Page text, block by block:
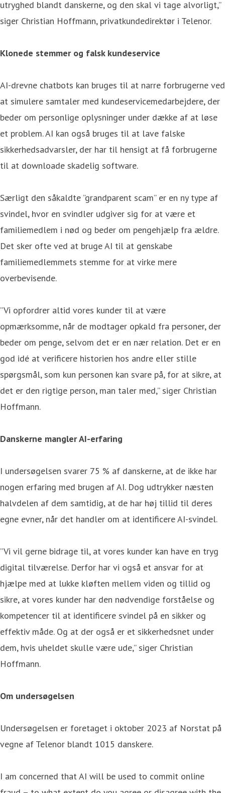
utryghed blandt danskerne, og den skal vi tage alvorligt,”
siger Christian Hoffmann, privatkundedirektør i Telenor.
Klonede stemmer og falsk kundeservice
AI-drevne chatbots kan bruges til at narre forbrugerne ved
at simulere samtaler med kundeservicemedarbejdere, der
beder om personlige oplysninger under dække af at løse
et problem. AI kan også bruges til at lave falske
sikkerhedsadvarsler, der har til hensigt at få forbrugerne
til at downloade skadelig software.
Særligt den såkaldte ”grandparent scam” er en ny type af
svindel, hvor en svindler udgiver sig for at være et
familiemedlem i nød og beder om pengehjælp fra ældre.
Det sker ofte ved at bruge AI til at genskabe
familiemedlemmets stemme for at virke mere
overbevisende.
”Vi opfordrer altid vores kunder til at være
opmærksomme, når de modtager opkald fra personer, der
beder om penge, selvom det er en nær relation. Det er en
god idé at verificere historien hos andre eller stille
spørgsmål, som kun personen kan svare på, for at sikre, at
det er den rigtige person, man taler med,” siger Christian
Hoffmann.
Danskerne mangler AI-erfaring
I undersøgelsen svarer 75 % af danskerne, at de ikke har
nogen erfaring med brugen af AI. Dog udtrykker næsten
halvdelen af dem samtidig, at de har høj tillid til deres
egne evner, når det handler om at identificere AI-svindel.
”Vi vil gerne bidrage til, at vores kunder kan have en tryg
digital tilværelse. Derfor har vi også et ansvar for at
hjælpe med at lukke kløften mellem viden og tillid og
sikre, at vores kunder har den nødvendige forståelse og
kompetencer til at identificere svindel på en sikker og
effektiv måde. Og at der også er et sikkerhedsnet under
dem, hvis uheldet skulle være ude,” siger Christian
Hoffmann.
Om undersøgelsen
Undersøgelsen er foretaget i oktober 2023 af Norstat på
vegne af Telenor blandt 1015 danskere.
I am concerned that AI will be used to commit online